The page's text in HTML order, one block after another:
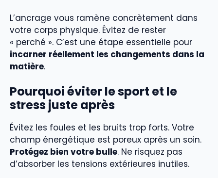
L’ancrage vous ramène concrètement dans
votre corps physique. Évitez de rester
« perché ». C’est une étape essentielle pour
incarner réellement les changements dans la
matière.
Pourquoi éviter le sport et le
stress juste après
Évitez les foules et les bruits trop forts. Votre
champ énergétique est poreux après un soin.
Protégez bien votre bulle. Ne risquez pas
d’absorber les tensions extérieures inutiles.